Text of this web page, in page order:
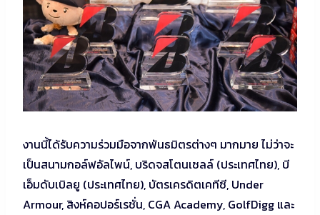
งานนี้ได้รับความร่วมมือจากพันธมิตรต่างๆ มากมาย ไม่ว่าจะ
เป็นสนามกอล์ฟอัลไพน์, บริดจสโตนเซลล์ (ประเทศไทย), บี
เอ็มดับเบิลยู (ประเทศไทย), บัตรเครดิตเคทีซี, Under
Armour, สิงห์คอปอร์เรชั่น, CGA Academy, GolfDigg และ